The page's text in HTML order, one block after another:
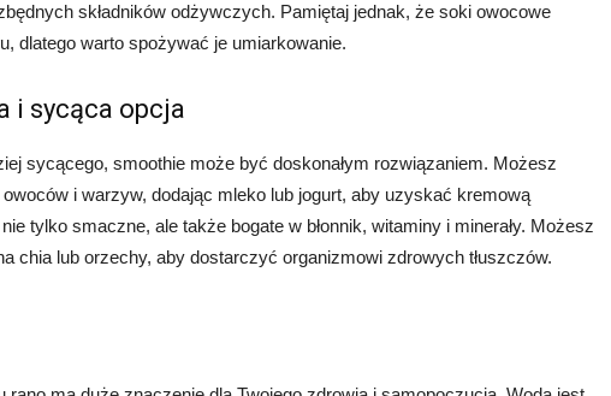
składników odżywczych. Pamiętaj jednak, że soki owocowe
dlatego warto spożywać je umiarkowanie.
i sycąca opcja
sycącego, smoothie może być doskonałym rozwiązaniem. Możesz
i warzyw, dodając mleko lub jogurt, aby uzyskać kremową
tylko smaczne, ale także bogate w błonnik, witaminy i minerały. Możesz
chia lub orzechy, aby dostarczyć organizmowi zdrowych tłuszczów.